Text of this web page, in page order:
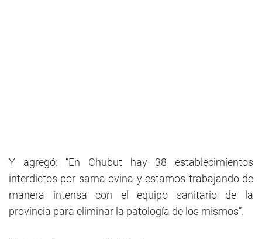
Y agregó: “En Chubut hay 38 establecimientos
interdictos por sarna ovina y estamos trabajando de
manera intensa con el equipo sanitario de la
provincia para eliminar la patología de los mismos”.